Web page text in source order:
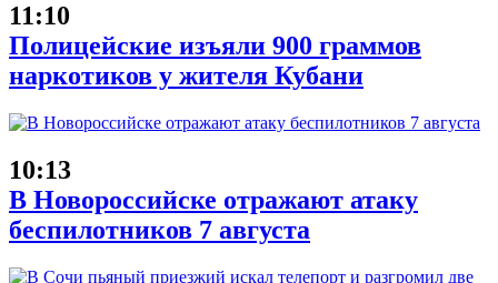
11:10
Полицейские изъяли 900 граммов
наркотиков у жителя Кубани
10:13
В Новороссийске отражают атаку
беспилотников 7 августа